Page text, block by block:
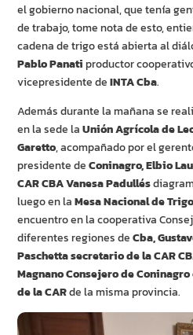
el gobierno nacional, que tenía
de trabajo, tome nota de esto,
cadena de trigo está abierta al
Pablo Panatiproductor
vicepresidente deINTA Cba.
Además durante la mañana se
en la sede laUnión Agrícola de
Garetto, acompañado por el
presidente deConinagro, Elbio
CAR CBA Vanesa Padullés
luego en laMesa Nacional de
encuentro en la cooperativa
diferentes regiones deCba,
Paschetta secretario de la CAR
Magnano Consejero de Coninagro
de la CARde la misma provincia.